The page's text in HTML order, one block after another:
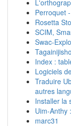
Perroquet
Rosetta
SCIM,
Swac-
Tagainijisho
Index :
Logiciels
Traduire
autres
Installer la
Uim-Anthy
marc31